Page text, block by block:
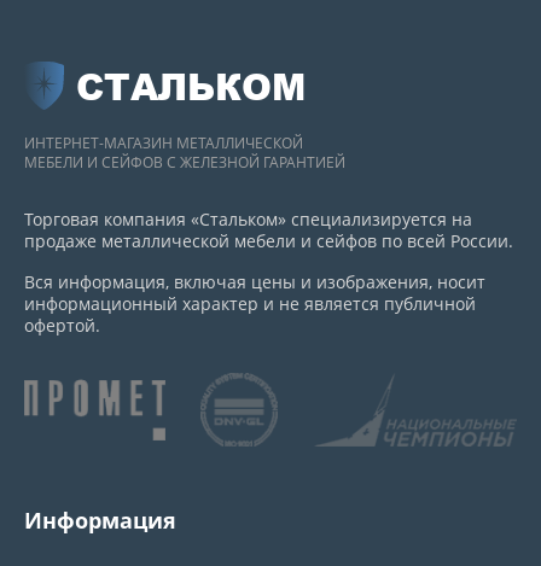
СТАЛЬКОМ
ИНТЕРНЕТ-МАГАЗИН МЕТАЛЛИЧЕСКОЙ
МЕБЕЛИ И СЕЙФОВ С ЖЕЛЕЗНОЙ ГАРАНТИЕЙ
Торговая компания «Стальком» специализируется на
продаже металлической мебели и сейфов по всей России.
Вся информация, включая цены и изображения, носит
информационный характер и не является публичной
офертой.
Информация